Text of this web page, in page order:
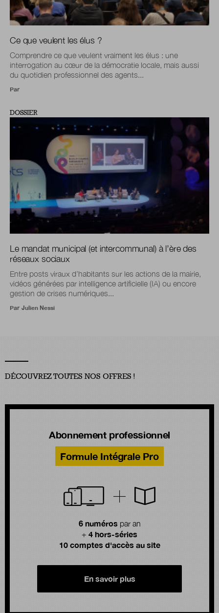
Ce que veulent les élus ?
Comprendre ce que veulent vraiment les élus : une
interrogation au cœur de la démocratie locale, mais aussi
du quotidien professionnel des agents...
Par
DOSSIER
Le mandat municipal (et intercommunal) à l’ère des
réseaux sociaux
Entre posts viraux d’habitants sur les actions de la mairie,
vidéos générées par intelligence artificielle (IA) ou encore
gestion de crises numériques...
Par Julien Nessi
DÉCOUVREZ TOUTES NOS OFFRES !
Abonnement professionnel
Formule Intégrale Pro
6 numéros par an
+ 4 hors-séries
10 comptes d'accès au site
En savoir plus